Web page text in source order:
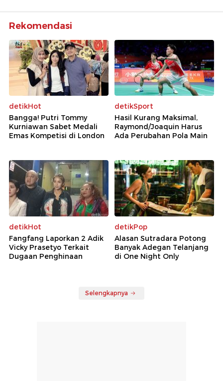
Rekomendasi
detikHot
Bangga! Putri Tommy
Kurniawan Sabet Medali
Emas Kompetisi di London
detikSport
Hasil Kurang Maksimal,
Raymond/Joaquin Harus
Ada Perubahan Pola Main
detikHot
Fangfang Laporkan 2 Adik
Vicky Prasetyo Terkait
Dugaan Penghinaan
detikPop
Alasan Sutradara Potong
Banyak Adegan Telanjang
di One Night Only
Selengkapnya